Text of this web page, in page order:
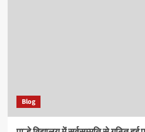
Blog